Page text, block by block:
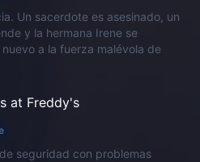
Un sacerdote es asesinado, un
y la hermana Irene se
a la fuerza malévola de
at Freddy's
seguridad con problemas